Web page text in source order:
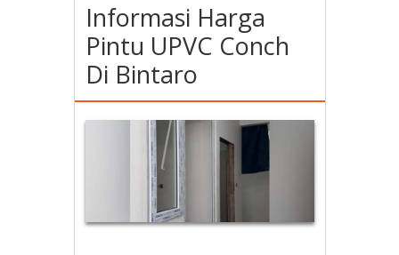
Informasi Harga
Pintu UPVC Conch
Di Bintaro